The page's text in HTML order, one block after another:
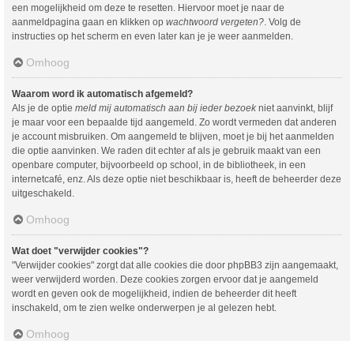
een mogelijkheid om deze te resetten. Hiervoor moet je naar de
aanmeldpagina gaan en klikken op wachtwoord vergeten? . Volg de
instructies op het scherm en even later kan je je weer aanmelden.
Omhoog
Waarom word ik automatisch afgemeld?
Als je de optie meld mij automatisch aan bij ieder bezoek niet aanvinkt, blijf
je maar voor een bepaalde tijd aangemeld. Zo wordt vermeden dat anderen
je account misbruiken. Om aangemeld te blijven, moet je bij het aanmelden
die optie aanvinken. We raden dit echter af als je gebruik maakt van een
openbare computer, bijvoorbeeld op school, in de bibliotheek, in een
internetcafé, enz. Als deze optie niet beschikbaar is, heeft de beheerder deze
uitgeschakeld.
Omhoog
Wat doet "verwijder cookies"?
"Verwijder cookies" zorgt dat alle cookies die door phpBB3 zijn aangemaakt,
weer verwijderd worden. Deze cookies zorgen ervoor dat je aangemeld
wordt en geven ook de mogelijkheid, indien de beheerder dit heeft
inschakeld, om te zien welke onderwerpen je al gelezen hebt.
Omhoog